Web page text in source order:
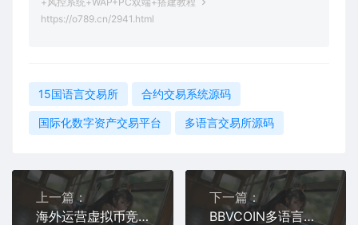
https://o789.cn/2941.html
15国语言交易所 合约交易系统源码
国际化数字资产交易平台 多语言交易所源码
上一篇：
海外运营虚拟币竞猜系统 | 双语言界面 + 大小单双玩法 + USDT接入
下一篇：
BBVCOIN多语言加密货币交易所 | 支持合约交易、期权交易、币币交易、申购、质押挖矿及代理系统 | H5+PC端开源交易平台